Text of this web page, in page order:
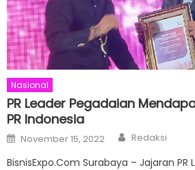
Nasional
PR Leader Pegadaian
PR Indonesia
Posted
on
November 15, 2022 Author
Redaksi
BisnisExpo.Com Surabaya – Jajaran PR